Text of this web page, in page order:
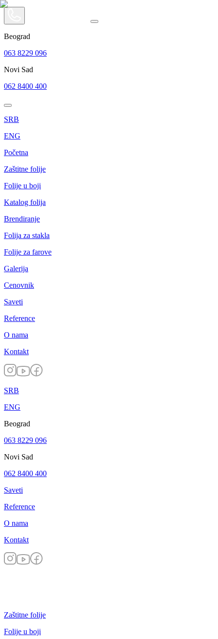
Beograd
063 8229 096
Novi Sad
062 8400 400
SRB
ENG
Početna
Zaštitne folije
Folije u boji
Katalog folija
Brendiranje
Folija za stakla
Folije za farove
Galerija
Cenovnik
Saveti
Reference
O nama
Kontakt
SRB
ENG
Beograd
063 8229 096
Novi Sad
062 8400 400
Saveti
Reference
O nama
Kontakt
Zaštitne folije
Folije u boji